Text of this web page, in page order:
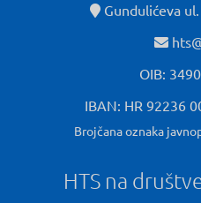
Gundulićeva
OIB:
IBAN: HR 92236
Brojčana oznaka
HTS na